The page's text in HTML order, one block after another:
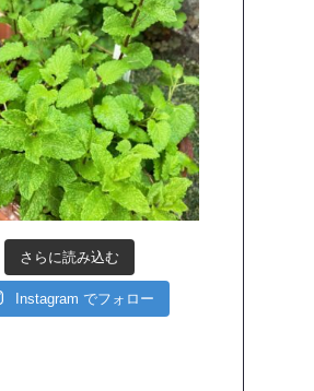
さらに読み込む
Instagram でフォロー